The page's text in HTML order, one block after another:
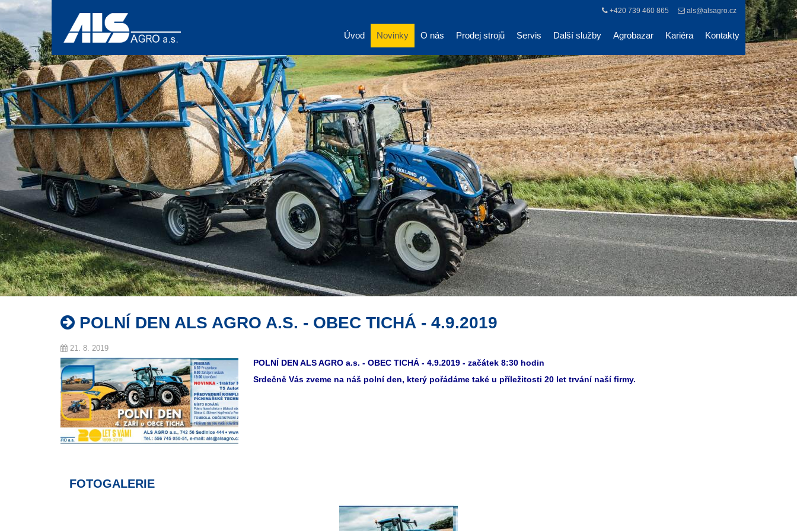
+420 739 460 865 als@alsagro.cz
Úvod Novinky O nás Prodej strojů Servis Další služby Agrobazar Kariéra Kontakty
POLNÍ DEN ALS AGRO A.S. - OBEC TICHÁ - 4.9.2019
21. 8. 2019
POLNÍ DEN ALS AGRO a.s. - OBEC TICHÁ - 4.9.2019 - začátek 8:30 hodin
Srdečně Vás zveme na náš polní den, který pořádáme také u příležitosti 20 let trvání naší firmy.
FOTOGALERIE